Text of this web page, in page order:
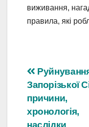
виживання,
правила, які
записів
Запорізької
причини,
хронологія,
наслідки